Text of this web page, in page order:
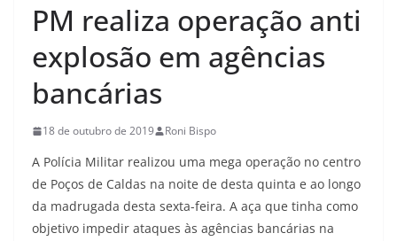
PM realiza operação anti
explosão em agências
bancárias
18 de outubro de 2019 Roni Bispo
A Polícia Militar realizou uma mega operação no centro
de Poços de Caldas na noite de desta quinta e ao longo
da madrugada desta sexta-feira. A aça que tinha como
objetivo impedir ataques às agências bancárias na